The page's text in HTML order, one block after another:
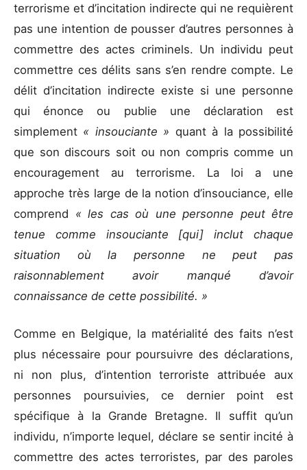
terrorisme et d’incitation indirecte qui ne requièrent
pas une intention de pousser d’autres personnes à
commettre des actes criminels. Un individu peut
commettre ces délits sans s’en rendre compte. Le
délit d’incitation indirecte existe si une personne
qui énonce ou publie une déclaration est
simplement « insouciante » quant à la possibilité
que son discours soit ou non compris comme un
encouragement au terrorisme. La loi a une
approche très large de la notion d’insouciance, elle
comprend « les cas où une personne peut être
tenue comme insouciante [qui] inclut chaque
situation où la personne ne peut pas
raisonnablement avoir manqué d’avoir
connaissance de cette possibilité. »
Comme en Belgique, la matérialité des faits n’est
plus nécessaire pour poursuivre des déclarations,
ni non plus, d’intention terroriste attribuée aux
personnes poursuivies, ce dernier point est
spécifique à la Grande Bretagne. Il suffit qu’un
individu, n’importe lequel, déclare se sentir incité à
commettre des actes terroristes, par des paroles